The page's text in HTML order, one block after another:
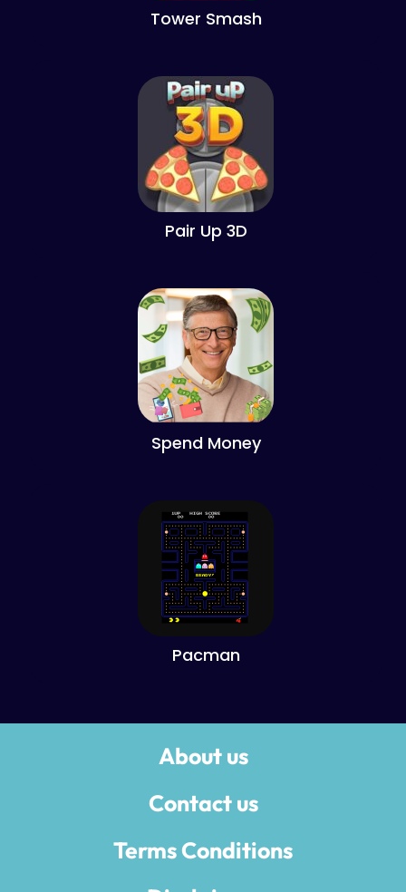
Tower Smash
Pair Up 3D
Spend Money
Pacman
About us
Contact us
Terms Conditions